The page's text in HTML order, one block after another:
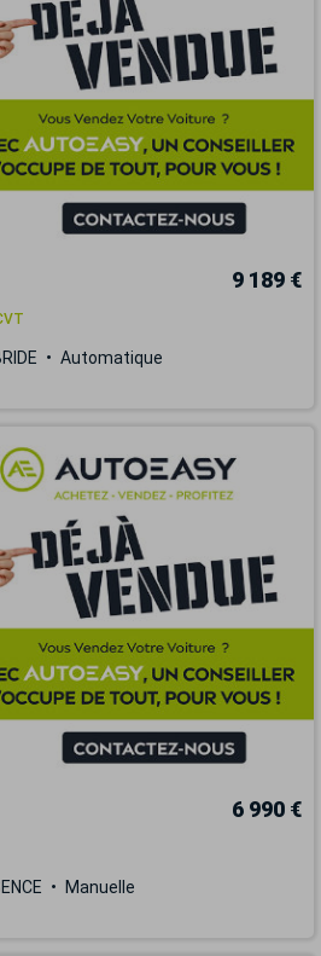
9 189 €
Automatique
6 990 €
Manuelle